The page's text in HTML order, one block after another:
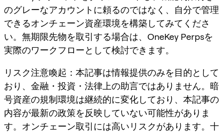
のグレーなアカウントに頼るのではなく、自分で管理
できるオンチェーン資産環境を構築してみてくださ
い。無期限先物を取引する場合は、OneKey Perpsを
実際のワークフローとして検討できます。
リスク注意喚起 ：本記事は情報提供のみを目的として
おり、金融・投資・法律上の助言ではありません。暗
号資産の規制環境は継続的に変化しており、本記事の
内容が最新の政策を反映していない可能性がありま
す。オンチェーン取引には高いリスクがあります。十